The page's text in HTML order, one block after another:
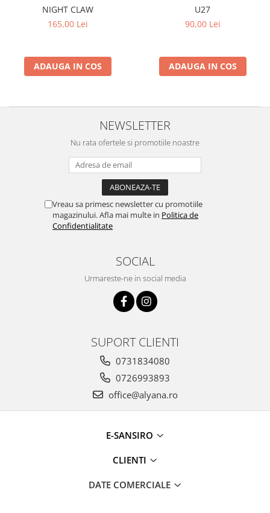
NIGHT CLAW
165,00 Lei
ADAUGA IN COS
U27
90,00 Lei
ADAUGA IN COS
NEWSLETTER
Nu rata ofertele si promotiile noastre
Vreau sa primesc newsletter cu promotiile
magazinului. Afla mai multe in Politica de
Confidentialitate
SOCIAL
Urmareste-ne in social media
SUPORT CLIENTI
0731834080
0726993893
office@alyana.ro
E-SANSIRO
CLIENTI
DATE COMERCIALE